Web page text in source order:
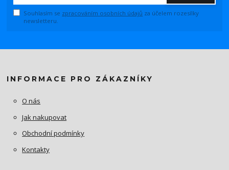
Souhlasím se zpracováním osobních údajů za účelem rozesílky
newsletteru.
INFORMACE PRO ZÁKAZNÍKY
O nás
Jak nakupovat
Obchodní podmínky
Kontakty